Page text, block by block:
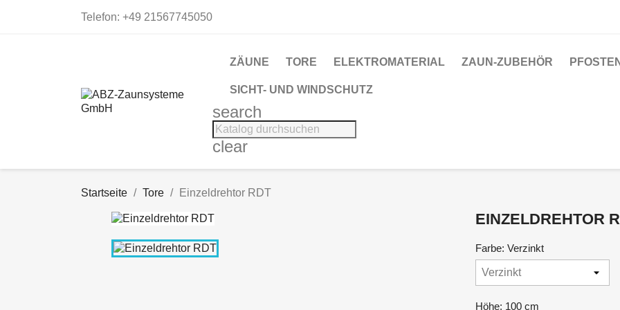
Telefon: +49 21567745050
ZÄUNE TORE ELEKTROMATERIAL ZAUN-ZUBEHÖR PFOSTEN
SICHT- UND WINDSCHUTZ
search
clear
Startseite Tore Einzeldrehtor RDT
EINZELDREHTOR
Farbe: Verzinkt
Höhe: 100 cm